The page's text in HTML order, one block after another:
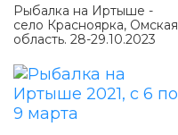
Рыбалка на Иртыше -
село Красноярка, Омская
область. 28-29.10.2023